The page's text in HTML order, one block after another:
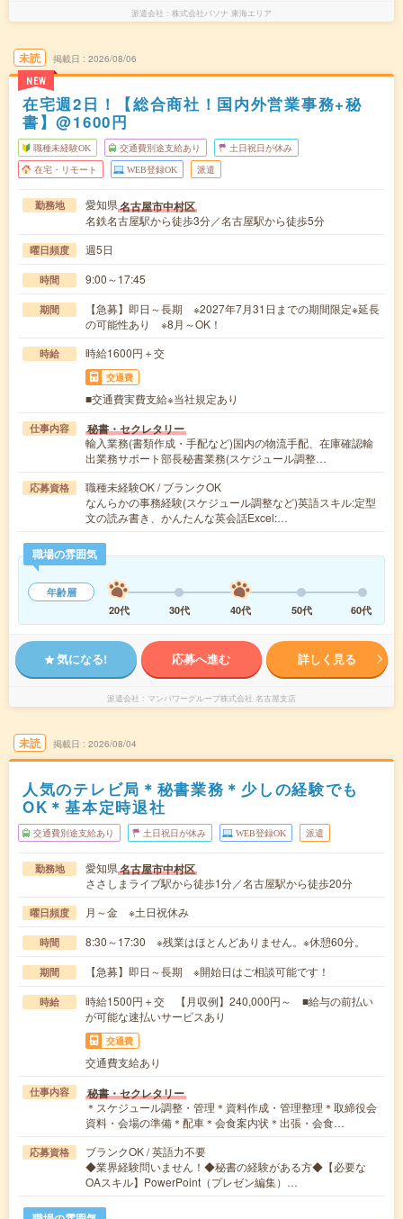
派遣会社 株式会社パソナ 東海エリア
未読
NEW
掲載日 2026/08/06
在宅週2日！【総合商社！国内外営業事務+秘
書】@1600円
職種未経験OK 交通費別途支給あり 土日祝日が休み
在宅・リモート WEB登録OK 派遣
勤務地 愛知県名古屋市中村区
名鉄名古屋駅から徒歩3分／名古屋駅から徒歩5分
曜日頻度 週5日
時間 9:00～17:45
期間
【急募】即日～長期 ※2027年7月31日までの期間限定※延長
の可能性あり ※8月～OK！
時給 時給1600円＋交
交通費
■交通費実費支給※当社規定あり
仕事内容 秘書・セクレタリー
輸入業務(書類作成・手配など)国内の物流手配、在庫確認輸
出業務サポート部長秘書業務(スケジュール調整…
応募資格
職種未経験OK / ブランクOK
なんらかの事務経験(スケジュール調整など)英語スキル:定型
文の読み書き、かんたんな英会話Excel:…
職場の雰囲気
年齢層
20代
30代 40代 50代 60代
気になる! 応募へ進む 詳しく見る
派遣会社 マンパワーグループ株式会社 名古屋支店
未読 掲載日 2026/08/04
人気のテレビ局＊秘書業務＊少しの経験でも
OK＊基本定時退社
交通費別途支給あり 土日祝日が休み WEB登録OK 派遣
勤務地 愛知県名古屋市中村区
ささしまライブ駅から徒歩1分／名古屋駅から徒歩20分
曜日頻度 月～金 ※土日祝休み
時間 8:30～17:30 ※残業はほとんどありません。※休憩60分。
期間 【急募】即日～長期 ※開始日はご相談可能です！
時給
時給1500円＋交 【月収例】240,000円～ ■給与の前払い
が可能な速払いサービスあり
交通費
交通費支給あり
仕事内容 秘書・セクレタリー
＊スケジュール調整・管理＊資料作成・管理整理＊取締役会
資料・会場の準備＊配車＊会食案内状＊出張・会食…
応募資格
ブランクOK / 英語力不要
◆業界経験問いません！◆秘書の経験がある方◆【必要な
OAスキル】PowerPoint（プレゼン編集）…